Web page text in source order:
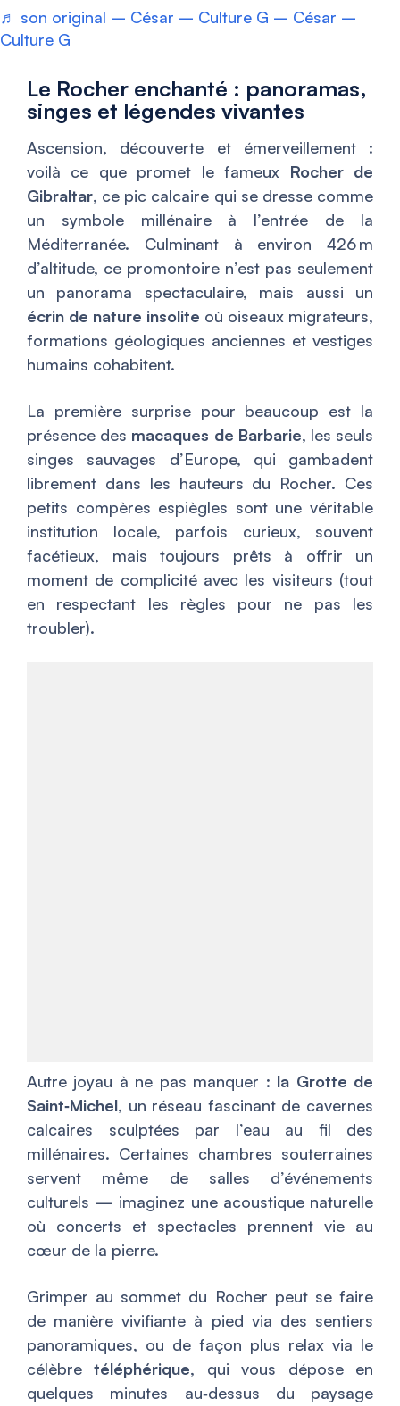
♬ son original – César – Culture G – César –
Culture G
Le Rocher enchanté : panoramas,
singes et légendes vivantes
Ascension, découverte et émerveillement :
voilà ce que promet le fameux Rocher de
Gibraltar, ce pic calcaire qui se dresse comme
un symbole millénaire à l’entrée de la
Méditerranée. Culminant à environ 426 m
d’altitude, ce promontoire n’est pas seulement
un panorama spectaculaire, mais aussi un
écrin de nature insolite où oiseaux migrateurs,
formations géologiques anciennes et vestiges
humains cohabitent.
La première surprise pour beaucoup est la
présence des macaques de Barbarie, les seuls
singes sauvages d’Europe, qui gambadent
librement dans les hauteurs du Rocher. Ces
petits compères espiègles sont une véritable
institution locale, parfois curieux, souvent
facétieux, mais toujours prêts à offrir un
moment de complicité avec les visiteurs (tout
en respectant les règles pour ne pas les
troubler).
Autre joyau à ne pas manquer : la Grotte de
Saint‑Michel, un réseau fascinant de cavernes
calcaires sculptées par l’eau au fil des
millénaires. Certaines chambres souterraines
servent même de salles d’événements
culturels — imaginez une acoustique naturelle
où concerts et spectacles prennent vie au
cœur de la pierre.
Grimper au sommet du Rocher peut se faire
de manière vivifiante à pied via des sentiers
panoramiques, ou de façon plus relax via le
célèbretéléphérique, qui vous dépose en
quelques minutes au‑dessus du paysage